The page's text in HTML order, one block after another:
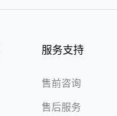
服务支持
售前咨询
售后服务